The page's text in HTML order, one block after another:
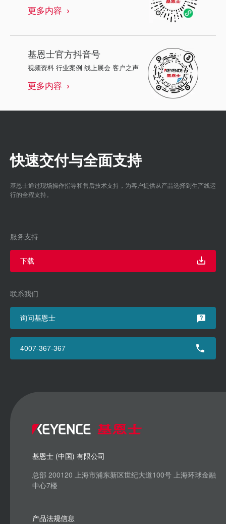
更多内容
基恩士官方抖音号
视频资料 行业案例 线上展会 客户之声
更多内容
快速交付与全面支持
基恩士通过现场操作指导和售后技术支持，为客户提供从产品选择到生产线运
行的全程支持。
服务支持
下载
联系我们
询问基恩士
4007-367-367
基恩士 (中国) 有限公司
总部 200120 上海市浦东新区世纪大道100号 上海环球金融
中心7楼
产品法规信息